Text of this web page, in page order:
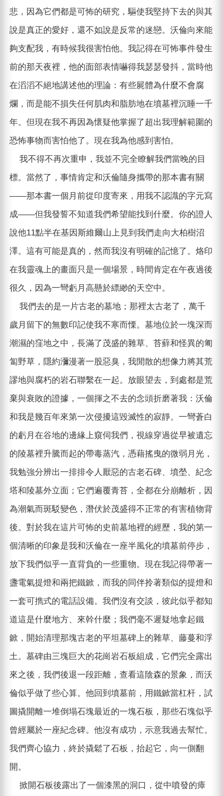
悲，因為它們都是可怖的研究，驅使我堅持下去的與其
說是真正的愛好，還不如說是反常的迷戀。沃倫向來能
夠支配我，有時候我很害怕他。我記得在可怖事件發生
前的那天夜裡，他的面部表情嚇得我瑟瑟發抖，當時他
在滔滔不絕地講述他的理論：有些屍體為什麼不會腐
爛，而是能不損失任何肌肉和脂肪地在墳墓裡沉睡一千
年。但現在我不再因為懷疑他掌握了超出我理解範圍的
恐怖事物而害怕他了。現在我為他感到害怕。
我不得不再次重申，我並不完全瞭解我們當晚的目
標。當然了，事情肯定和沃倫隨身攜帶的那本書有關
——那本書一個月前從印度寄來，用我不認識的字元寫
成——但我發誓不知道我們希望能找到什麼。你的證人
說他11點半在基因斯維爾山上見到我們走向大柏樹沼
澤。這有可能是真的，然而我沒有明確的記憶了。烙印
在我靈魂上的畫面只是一個場景，時間肯定在午夜過後
很久，因為一彎虧月高懸於縹緲的天空中。
我們去的是一片古老的墓地；那裡太古老了，萬千
歲月留下的無數印記使我不寒而慄。墓地位於一塊深而
潮濕的窪地之中，長滿了茂盛的雜草、苔蘚和怪異的匍
匐野草，隱約瀰漫著一股惡臭，我閒散的想像力將其荒
謬地與腐朽的岩石聯繫在一起。放眼望去，到處都是荒
棄與衰敗的證據，一個揮之不去的念頭折磨著我：沃倫
和我是幾百年來第一次侵擾這毀滅性的寂靜。一彎蒼白
的虧月在谷地的邊緣上窺伺我們，視線穿過從早被遺忘
的陵墓裡升騰而起的帶毒蒸汽，憑藉搖曳的微弱月光，
我勉強分辨出一排排令人厭惡的古老石碑、墳塋、紀念
塔和陵墓外立面；它們遍覆青苔，全都在分崩離析，因
為潮氣而斑駁變色，潛伏於茂盛得不正常的有害植物背
後。對於我在這片可怖的史前墓地裡的經歷，我的第一
個清晰的印象是我和沃倫在一座半風化的墳墓前停步，
放下我們似乎一直背負的一些重物。現在我記得帶著一
盞電氣提燈和兩把鐵鍁，而我的同伴拎著類似的提燈和
一套可擕式的電話設備。我們沒有交談，彼此似乎都知
道這是什麼地方、來幹什麼；我們毫不遲疑地拿起鐵
鍁，開始清理那塊古老的平坦墓碑上的雜草、藤蔓和浮
土。墓碑由三塊巨大的花崗岩石板組成，它們完全露出
來之後，我們後退一段距離，查看這陰森的景象，而沃
倫似乎做了些心算。他回到墳墓前，用鐵鍁當杠杆，試
圖撬開離一堆倒塌石塊最近的一塊石板，那些石塊似乎
曾經屬於一座紀念碑。他沒有成功，示意我過去幫忙。
我們齊心協力，終於撬鬆了石板，抬起它，向一側翻
開。
掀開石板後露出了一個漆黑的洞口，從中噴發的瘴